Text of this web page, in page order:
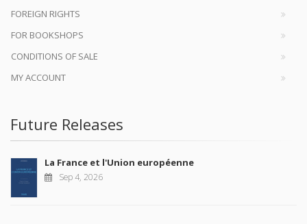
FOREIGN RIGHTS
FOR BOOKSHOPS
CONDITIONS OF SALE
MY ACCOUNT
Future Releases
La France et l'Union européenne
Sep 4, 2026